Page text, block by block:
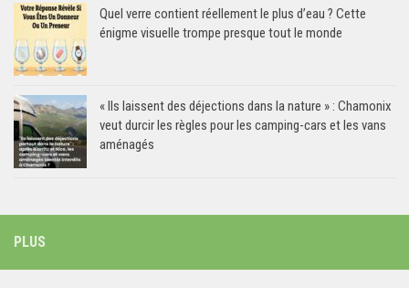
Quel verre contient réellement le plus d’eau ? Cette
énigme visuelle trompe presque tout le monde
« Ils laissent des déjections dans la nature » : Chamonix
veut durcir les règles pour les camping-cars et les vans
aménagés
PLUS